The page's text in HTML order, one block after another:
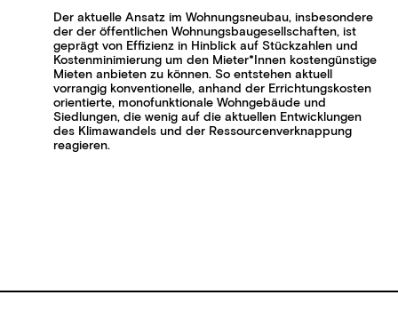
Der aktuelle Ansatz im Wohnungsneubau, insbesondere
der der öffentlichen Wohnungsbaugesellschaften, ist
geprägt von Effizienz in Hinblick auf Stückzahlen und
Kostenminimierung um den Mieter*Innen kostengünstige
Mieten anbieten zu können. So entstehen aktuell
vorrangig konventionelle, anhand der Errichtungskosten
orientierte, monofunktionale Wohngebäude und
Siedlungen, die wenig auf die aktuellen Entwicklungen
des Klimawandels und der Ressourcenverknappung
reagieren.